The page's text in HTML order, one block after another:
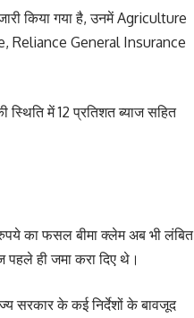
किया गया है, उनमें Agriculture
Reliance General Insurance
में 12 प्रतिशत ब्याज सहित
का फसल बीमा क्लेम अब भी लंबित
ही जमा करा दिए थे।
सरकार के कई निर्देशों के बावजूद